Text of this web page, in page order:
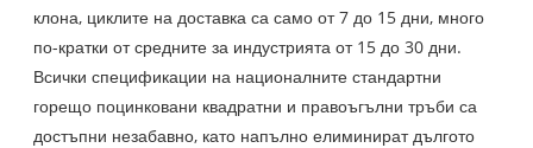
клона, циклите на доставка са само от 7 до 15 дни, много
по-кратки от средните за индустрията от 15 до 30 дни.
Всички спецификации на националните стандартни
горещо поцинковани квадратни и правоъгълни тръби са
достъпни незабавно, като напълно елиминират дългото